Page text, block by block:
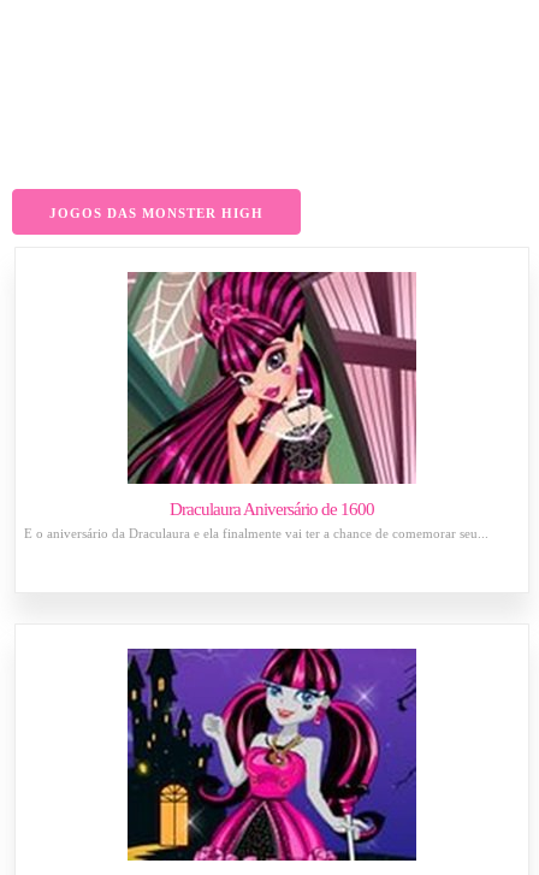
JOGOS DAS MONSTER HIGH
Draculaura Aniversário de 1600
É o aniversário da Draculaura e ela finalmente vai ter a chance de comemorar seu...